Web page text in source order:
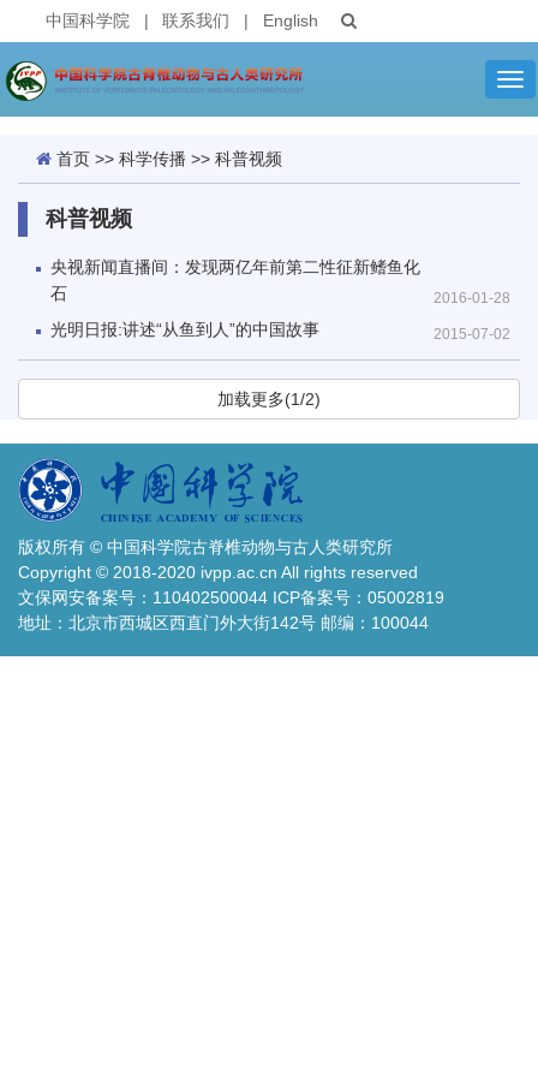
中国科学院 | 联系我们 | English
首页 >> 科学传播 >> 科普视频
科普视频
2016-01-28
央视新闻直播间：发现两亿年前第二性征新鳍鱼化
石
2015-07-02
光明日报:讲述“从鱼到人”的中国故事
加载更多(1/2)
版权所有 © 中国科学院古脊椎动物与古人类研究所
Copyright © 2018-2020 ivpp.ac.cn All rights reserved
文保网安备案号：110402500044 ICP备案号：05002819
地址：北京市西城区西直门外大街142号 邮编：100044